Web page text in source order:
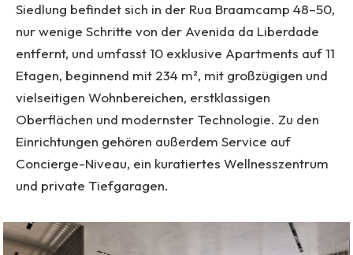
Siedlung befindet sich in der Rua Braamcamp 48–50,
nur wenige Schritte von der Avenida da Liberdade
entfernt, und umfasst 10 exklusive Apartments auf 11
Etagen, beginnend mit 234 m², mit großzügigen und
vielseitigen Wohnbereichen, erstklassigen
Oberflächen und modernster Technologie. Zu den
Einrichtungen gehören außerdem Service auf
Concierge-Niveau, ein kuratiertes Wellnesszentrum
und private Tiefgaragen.